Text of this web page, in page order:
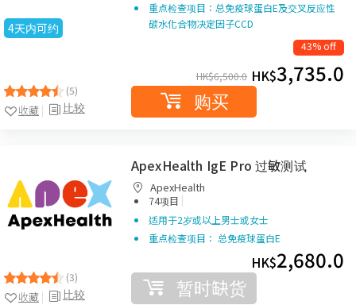
4天内可约
(5)
比较
收藏
重点检查项目：总免疫球蛋白E及交叉反应性
碳水化合物决定因子CCD
43% off
HK$6,500.0 HK$3,735.0
购买
(3)
比较
收藏
ApexHealth IgE Pro 过敏测试
ApexHealth
74项目 |
适用于2岁或以上男士或女士
重点检查项目： 总免疫球蛋白E
HK$2,680.0
暂时缺货